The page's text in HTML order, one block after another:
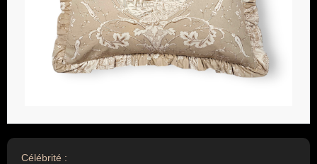
Célébrité :